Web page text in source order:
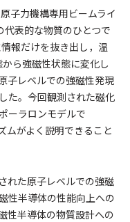
子力機構専用ビームライ
代表的な物質のひとつで
報だけを抜き出し，温
ら強磁性状態に変化し
子レベルでの強磁性発現
た。今回観測された磁化
ーラロンモデルで
ムがよく説明できること
れた原子レベルでの強磁
性半導体の性能向上への
性半導体の物質設計への